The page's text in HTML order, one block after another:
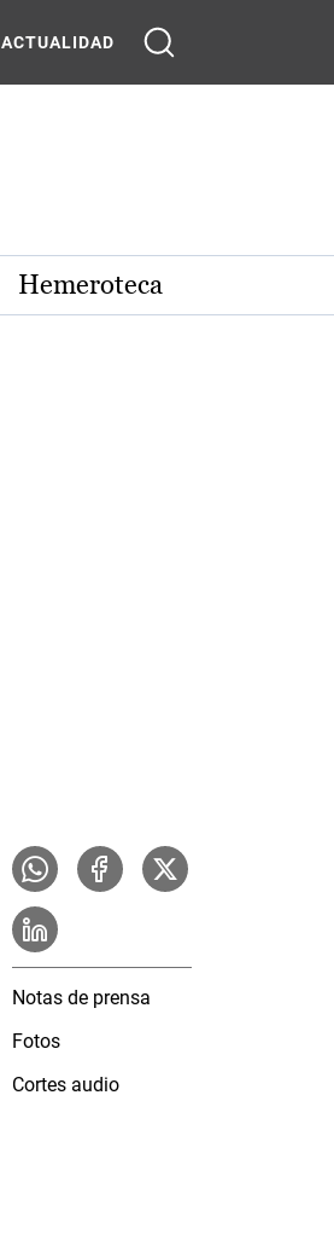
ACTUALIDAD
Hemeroteca
Notas de prensa
Fotos
Cortes audio